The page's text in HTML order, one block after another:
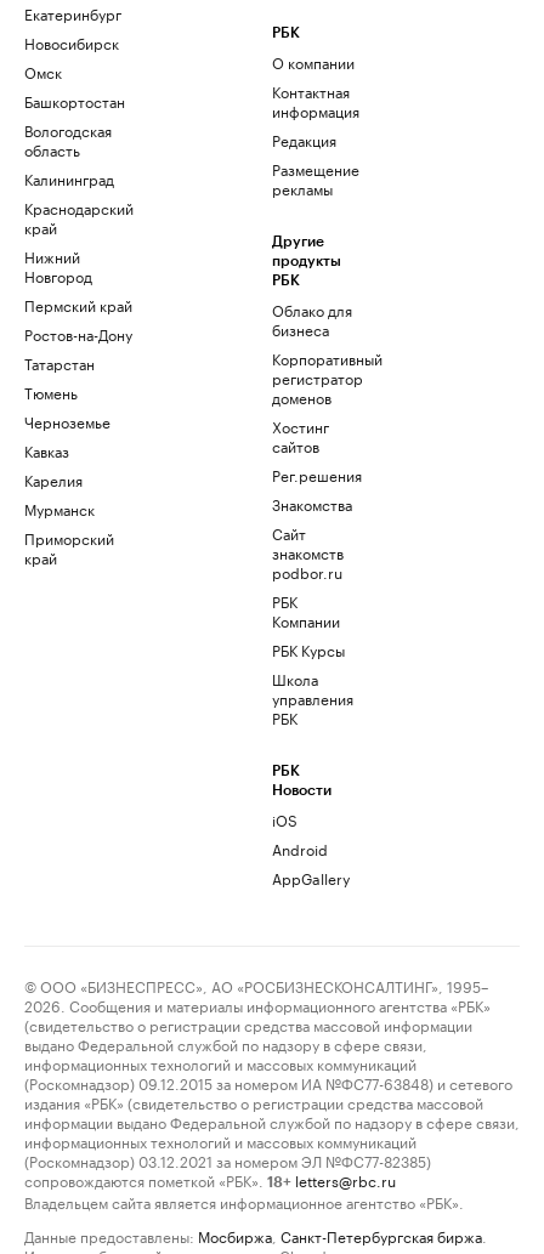
Екатеринбург
Новосибирск
Омск
Башкортостан
Вологодская
область
Калининград
Краснодарский
край
Нижний
Новгород
Пермский край
Ростов-на-Дону
Татарстан
Тюмень
Черноземье
Кавказ
Карелия
Мурманск
Приморский
край
РБК
О компании
Контактная
информация
Редакция
Размещение
рекламы
Другие
продукты
РБК
Облако для
бизнеса
Корпоративный
регистратор
доменов
Хостинг
сайтов
Рег.решения
Знакомства
Сайт
знакомств
podbor.ru
РБК
Компании
РБК Курсы
Школа
управления
РБК
РБК
Новости
iOS
Android
AppGallery
© ООО «БИЗНЕСПРЕСС», АО «РОСБИЗНЕСКОНСАЛТИНГ», 1995–
2026. Сообщения и материалы информационного агентства «РБК»
(свидетельство о регистрации средства массовой информации
выдано Федеральной службой по надзору в сфере связи,
информационных технологий и массовых коммуникаций
(Роскомнадзор) 09.12.2015 за номером ИА №ФС77-63848) и сетевого
издания «РБК» (свидетельство о регистрации средства массовой
информации выдано Федеральной службой по надзору в сфере связи,
информационных технологий и массовых коммуникаций
(Роскомнадзор) 03.12.2021 за номером ЭЛ №ФС77-82385)
сопровождаются пометкой «РБК».
18+ letters@rbc.ru
Владельцем сайта является информационное агентство «РБК».
Данные предоставлены: Мосбиржа Санкт-Петербургская биржа